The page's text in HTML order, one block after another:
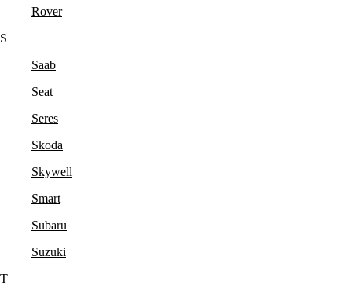
Rover
S
Saab
Seat
Seres
Skoda
Skywell
Smart
Subaru
Suzuki
T